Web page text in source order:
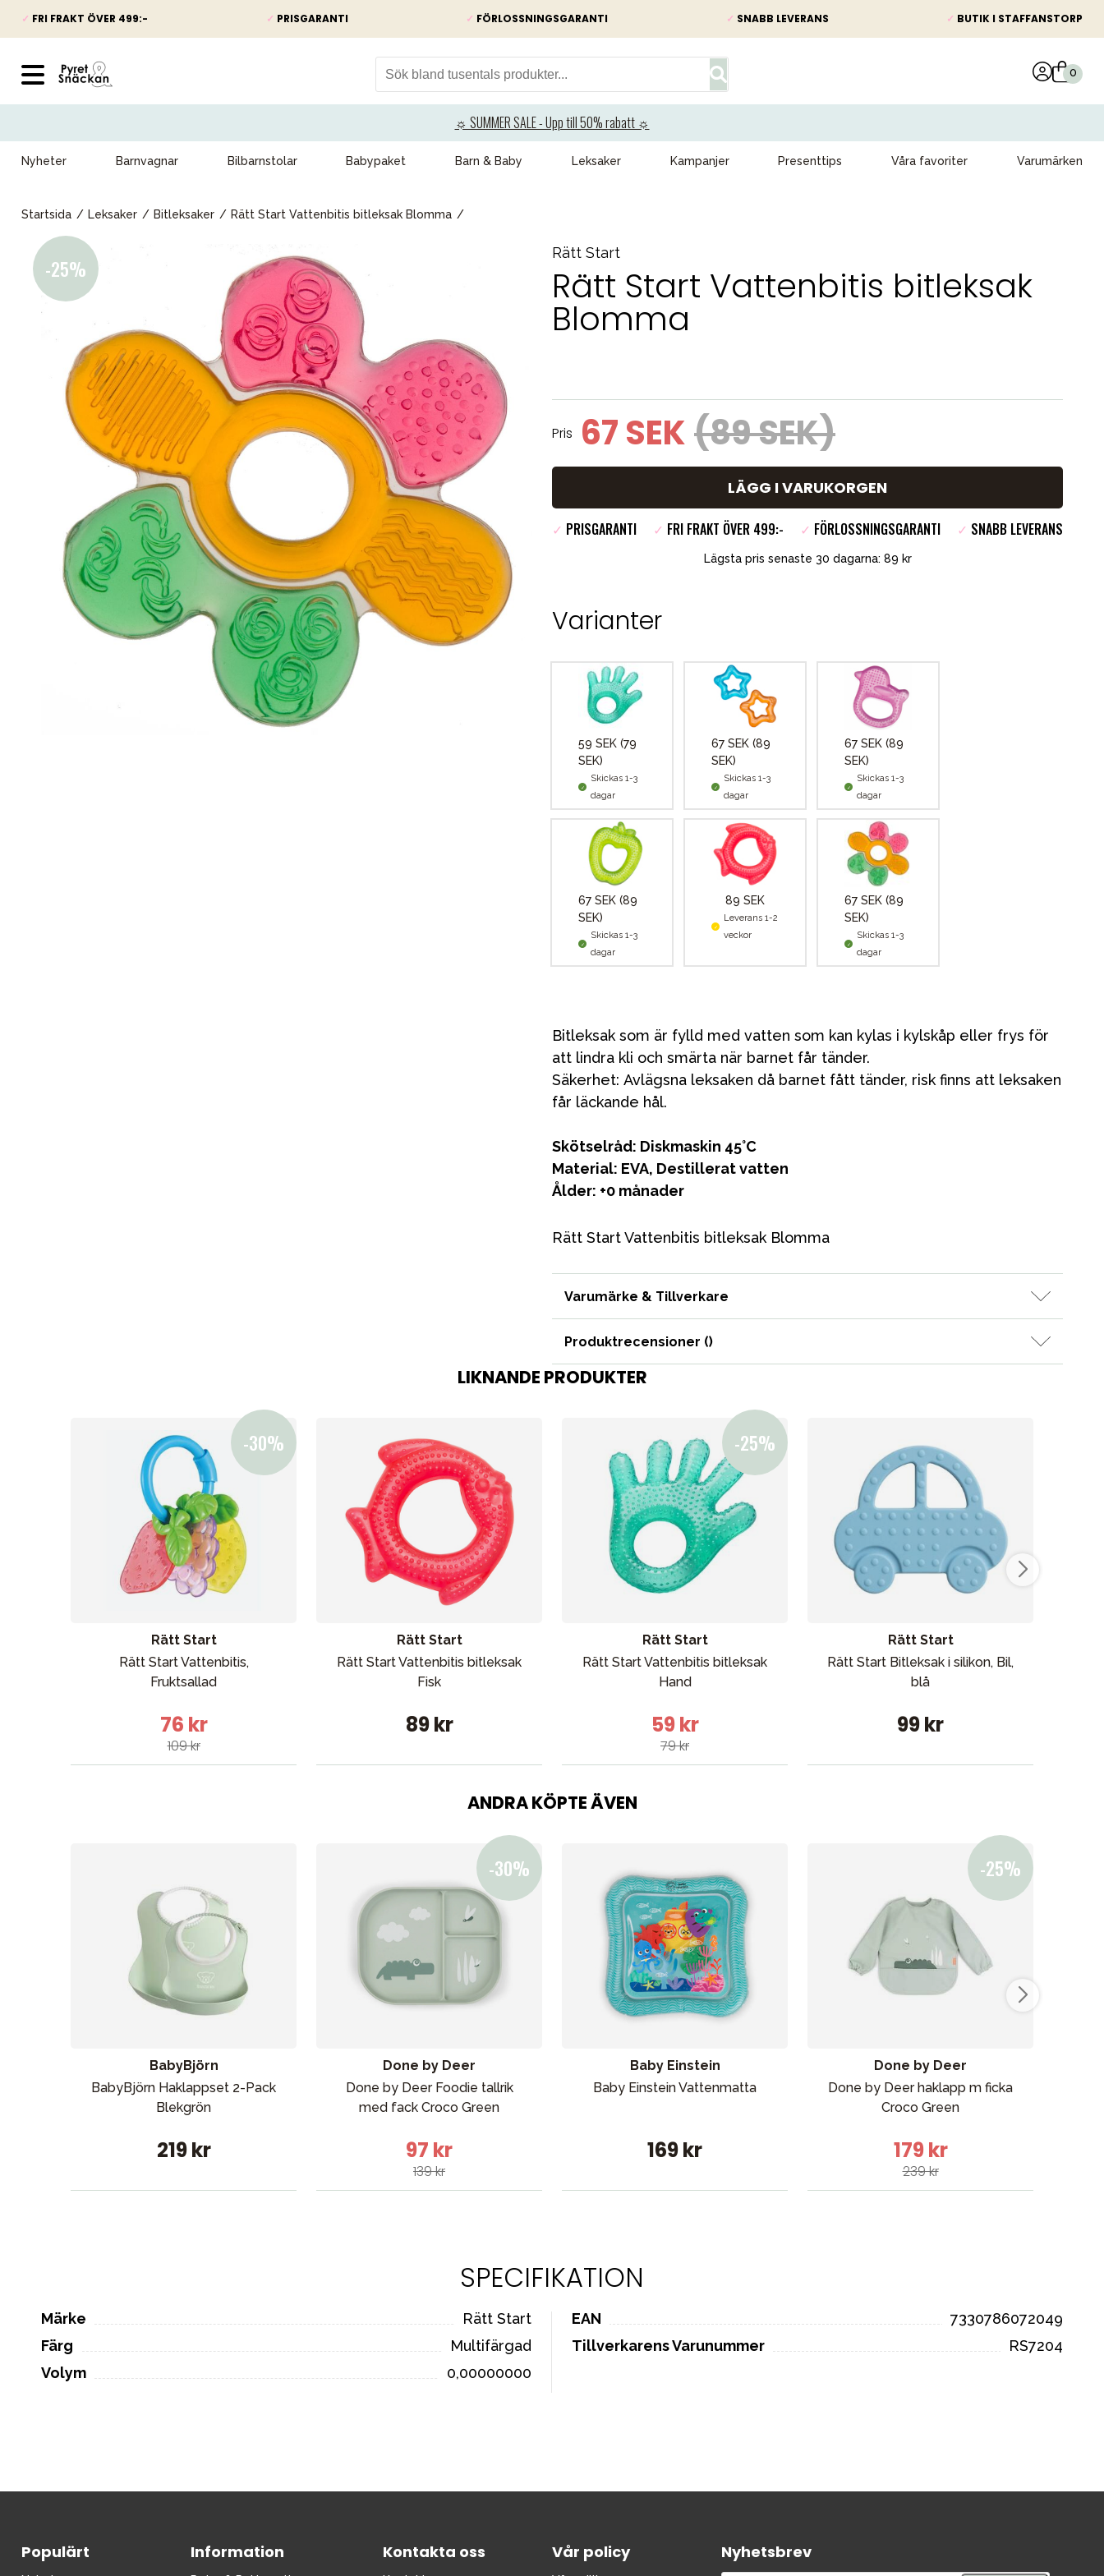
✓ FRI FRAKT ÖVER 499:- ✓ PRISGARANTI ✓ FÖRLOSSNINGSGARANTI ✓ SNABB LEVERANS ✓ BUTIK I STAFFANSTORP
☼ SUMMER SALE - Upp till 50% rabatt ☼
Nyheter Barnvagnar Bilbarnstolar Babypaket Barn & Baby Leksaker Kampanjer Presenttips Våra favoriter Varumärken
Startsida Leksaker Bitleksaker Rätt Start Vattenbitis bitleksak Blomma
Rätt Start
Rätt Start Vattenbitis bitleksak
Blomma
Pris 67 SEK(89 SEK)
LÄGG I VARUKORGEN
✓ PRISGARANTI ✓ FRI FRAKT ÖVER 499:- ✓ FÖRLOSSNINGSGARANTI ✓ SNABB LEVERANS
Lägsta pris senaste 30 dagarna: 89 kr
Varianter
59 SEK (79
SEK)
Skickas 1-3
dagar
67 SEK (89
SEK)
Skickas 1-3
dagar
67 SEK (89
SEK)
Skickas 1-3
dagar
67 SEK (89
SEK)
Skickas 1-3
dagar
89 SEK
Leverans 1-2
veckor
67 SEK (89
SEK)
Skickas 1-3
dagar
Bitleksak som är fylld med vatten som kan kylas i kylskåp eller frys för
att lindra kli och smärta när barnet får tänder.
Säkerhet: Avlägsna leksaken då barnet fått tänder, risk finns att leksaken
får läckande hål.
Skötselråd: Diskmaskin 45°C
Material: EVA, Destillerat vatten
Ålder: +0 månader
Rätt Start Vattenbitis bitleksak Blomma
Varumärke & Tillverkare
Produktrecensioner ()
LIKNANDE PRODUKTER
Rätt Start
Rätt Start Vattenbitis,
Fruktsallad
76 kr
109 kr
Rätt Start
Rätt Start Vattenbitis bitleksak
Fisk
89 kr
Rätt Start
Rätt Start Vattenbitis bitleksak
Hand
59 kr
79 kr
Rätt Start
Rätt Start Bitleksak i silikon, Bil,
blå
99 kr
ANDRA KÖPTE ÄVEN
BabyBjörn
BabyBjörn Haklappset 2-Pack
Blekgrön
219 kr
Done by Deer
Done by Deer Foodie tallrik
med fack Croco Green
97 kr
139 kr
Baby Einstein
Baby Einstein Vattenmatta
169 kr
Done by Deer
Done by Deer haklapp m ficka
Croco Green
179 kr
239 kr
SPECIFIKATION
Märke
Rätt Start
Färg
Multifärgad
Volym
0,00000000
EAN
7330786072049
Tillverkarens Varunummer
RS7204
Populärt Information Kontakta oss Vår policy Nyhetsbrev
VÅRT SORTIMENT
Barn & Baby
Leksaker
Förälder
Tillbehör
Reservdelar
Våra favoriter
Sol och bad Outlet Guider Kontakta oss Uthyrning